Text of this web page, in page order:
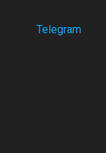
Telegram